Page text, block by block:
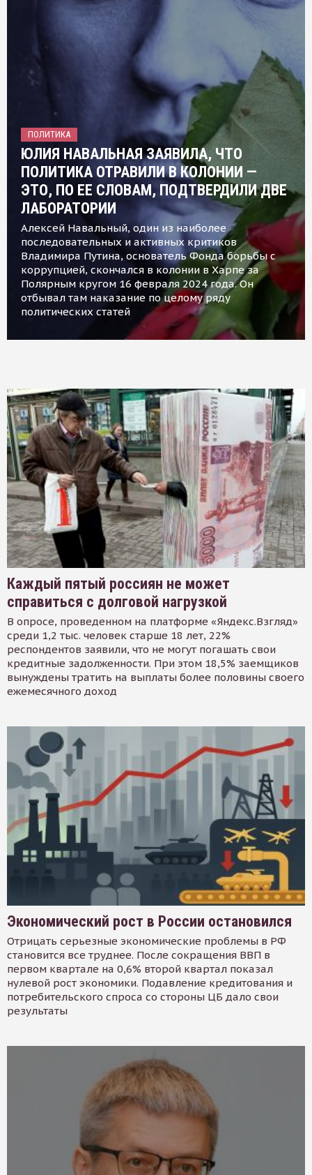
ПОЛИТИКА
ЮЛИЯ НАВАЛЬНАЯ ЗАЯВИЛА, ЧТО
ПОЛИТИКА ОТРАВИЛИ В КОЛОНИИ —
ЭТО, ПО ЕЕ СЛОВАМ, ПОДТВЕРДИЛИ ДВЕ
ЛАБОРАТОРИИ
Алексей Навальный, один из наиболее
последовательных и активных критиков
Владимира Путина, основатель Фонда борьбы с
коррупцией, скончался в колонии в Харпе за
Полярным кругом 16 февраля 2024 года. Он
отбывал там наказание по целому ряду
политических статей
Каждый пятый россиян не может
справиться с долговой нагрузкой
В опросе, проведенном на платформе «Яндекс.Взгляд»
среди 1,2 тыс. человек старше 18 лет, 22%
респондентов заявили, что не могут погашать свои
кредитные задолженности. При этом 18,5% заемщиков
вынуждены тратить на выплаты более половины своего
ежемесячного доход
Экономический рост в России остановился
Отрицать серьезные экономические проблемы в РФ
становится все труднее. После сокращения ВВП в
первом квартале на 0,6% второй квартал показал
нулевой рост экономики. Подавление кредитования и
потребительского спроса со стороны ЦБ дало свои
результаты